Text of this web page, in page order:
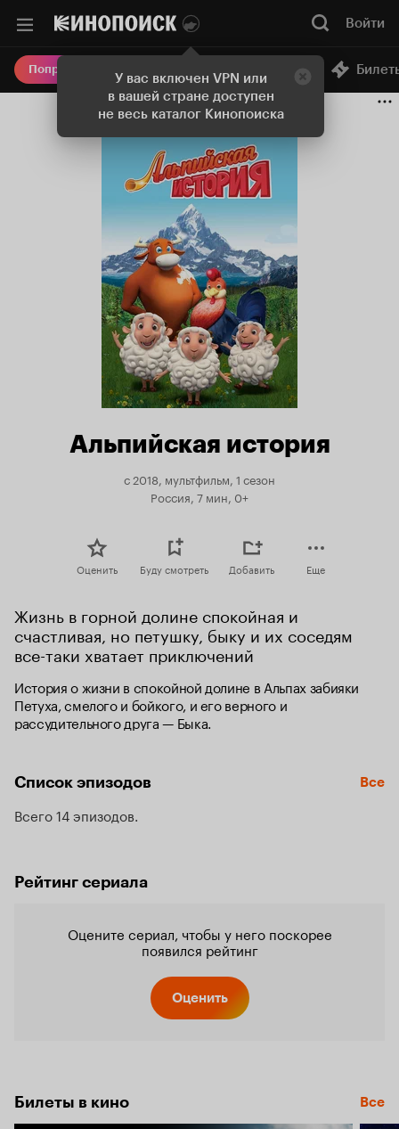
У вас включен VPN или
в вашей стране доступен
не весь каталог Кинопоиска
Войти
Попробовать Плюс Онлайн-кинотеатр
Альпийская история
с 2018, мультфильм, 1 сезон
Россия, 7 мин, 0+
Оценить Буду смотреть Добавить Еще
Жизнь в горной долине спокойная и
счастливая, но петушку, быку и их соседям
все-таки хватает приключений
История о жизни в спокойной долине в Альпах забияки
Петуха, смелого и бойкого, и его верного и
рассудительного друга — Быка.
Список эпизодов Все
Всего 14 эпизодов
Рейтинг сериала
Оцените сериал, чтобы у него поскорее
появился рейтинг
Оценить
Билеты в кино Все